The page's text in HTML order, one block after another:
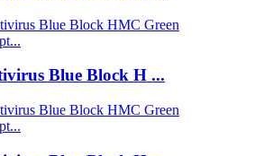
Blue Block H ...